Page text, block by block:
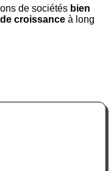
de sociétés bien
croissance à long